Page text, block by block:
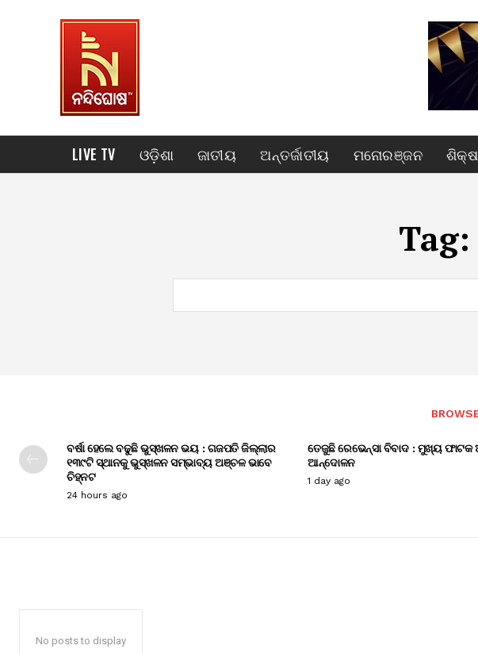
LIVE TV ଓଡ଼ିଶା ଜାତୀୟ ଅନ୍ତର୍ଜାତୀୟ ମନୋରଞ୍ଜନ
Tag:
ବର୍ଷା ହେଲେ ବଢୁଛି ଭୁସ୍ଖଳନ ଭୟ : ଗଜପତି ଜିଲ୍ଲାର
୧୩୯ଟି ସ୍ଥାନକୁ ଭୁସ୍ଖଳନ ସମ୍ଭାବ୍ୟ ଅଞ୍ଚଳ ଭାବେ
ଚିହ୍ନଟ
24 hours ago
ତେଜୁଛି ରେଭେନ୍ସା ବିବାଦ : ମୁଖ୍ୟ
ଆନ୍ଦୋଳନ
1 day ago
No posts to display